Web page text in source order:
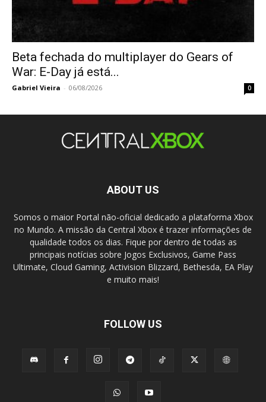
Beta fechada do multiplayer do Gears of
War: E-Day já está...
Gabriel Vieira - 06/08/2026 0
ABOUT US
Somos o maior Portal não-oficial dedicado a plataforma Xbox
no Mundo. A missão da Central Xbox é trazer informações de
qualidade todos os dias. Fique por dentro de todas as
principais notícias sobre Jogos Exclusivos, Game Pass
Ultimate, Cloud Gaming, Activision Blizzard, Bethesda, EA Play
e muito mais!
FOLLOW US